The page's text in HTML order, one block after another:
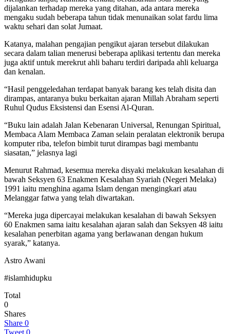
dijalankan terhadap mereka yang ditahan, ada antara mereka
mengaku sudah beberapa tahun tidak menunaikan solat fardu lima
waktu sehari dan solat Jumaat.
Katanya, malahan pengajian pengikut ajaran tersebut dilakukan
secara dalam talian menerusi beberapa aplikasi tertentu dan mereka
juga aktif untuk merekrut ahli baharu terdiri daripada ahli keluarga
dan kenalan.
“Hasil penggeledahan terdapat banyak barang kes telah disita dan
dirampas, antaranya buku berkaitan ajaran Millah Abraham seperti
Ruhul Qudus Eksistensi dan Esensi Al-Quran.
“Buku lain adalah Jalan Kebenaran Universal, Renungan Spiritual,
Membaca Alam Membaca Zaman selain peralatan elektronik berupa
komputer riba, telefon bimbit turut dirampas bagi membantu
siasatan,” jelasnya lagi
Menurut Rahmad, kesemua mereka disyaki melakukan kesalahan di
bawah Seksyen 63 Enakmen Kesalahan Syariah (Negeri Melaka)
1991 iaitu menghina agama Islam dengan mengingkari atau
Melanggar fatwa yang telah diwartakan.
“Mereka juga dipercayai melakukan kesalahan di bawah Seksyen
60 Enakmen sama iaitu kesalahan ajaran salah dan Seksyen 48 iaitu
kesalahan penerbitan agama yang berlawanan dengan hukum
syarak,” katanya.
Astro Awani
#islamhidupku
Total
0
Shares
Share 0
Tweet 0